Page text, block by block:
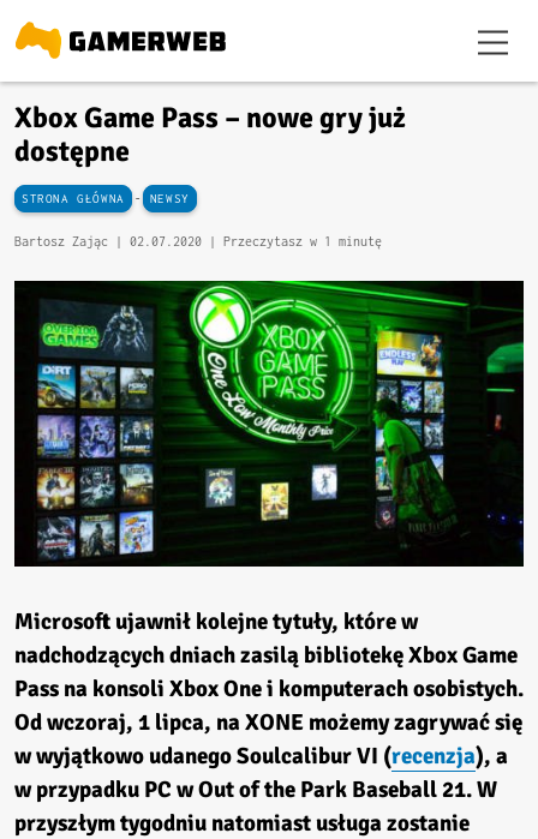
Xbox Game Pass – nowe gry już
dostępne
STRONA GŁÓWNA - NEWSY
Bartosz Zając | 02.07.2020 | Przeczytasz w 1 minutę
Microsoft ujawnił kolejne tytuły, które w
nadchodzących dniach zasilą bibliotekę Xbox Game
Pass na konsoli Xbox One i komputerach osobistych.
Od wczoraj, 1 lipca, na XONE możemy zagrywać się
w wyjątkowo udanego Soulcalibur VI (recenzja), a
w przypadku PC w Out of the Park Baseball 21. W
przyszłym tygodniu natomiast usługa zostanie